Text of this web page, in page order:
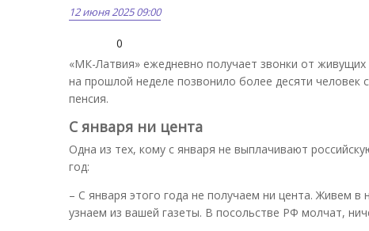
12 июня 2025 09:00
0
«МК-Латвия» ежедневно получает звонки от
на прошлой неделе позвонило более десяти человек
пенсия.
С января ни цента
Одна из тех, кому с января не выплачивают
год:
– С января этого года не получаем ни цента. Живем в
узнаем из вашей газеты. В посольстве РФ молчат,